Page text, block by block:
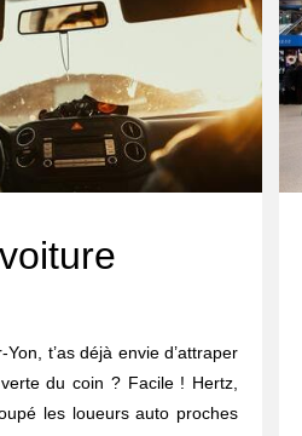
t’as déjà envie d’attraper
du coin ? Facile ! Hertz,
les loueurs auto proches